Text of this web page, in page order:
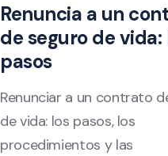
Renuncia a un
de seguro de vida:
pasos
Renunciar a un contrato
de vida: los pasos, los
procedimientos y las